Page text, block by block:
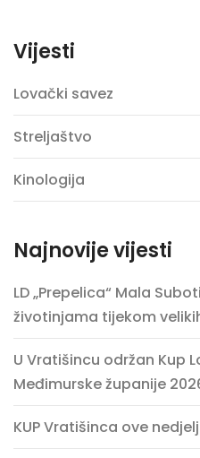
Vijesti
Lovački savez
Streljaštvo
Kinologija
Najnovije vijesti
LD „Prepelica“ Mala
životinjama tijekom
U Vratišincu održan Kup
Međimurske županije
KUP Vratišinca ove